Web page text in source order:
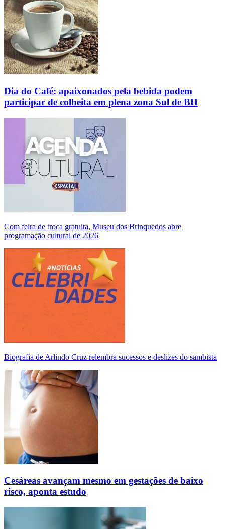
Dia do Café: apaixonados pela bebida podem
participar de colheita em plena zona Sul de BH
Com feira de troca gratuita, Museu dos Brinquedos abre
programação cultural de 2026
Biografia de Arlindo Cruz relembra sucessos e deslizes do sambista
Cesáreas avançam mesmo em gestações de baixo
risco, aponta estudo